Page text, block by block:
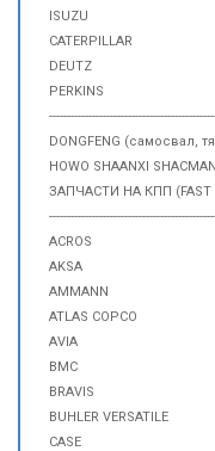
ISUZU
CATERPILLAR
DEUTZ
PERKINS
DONGFENG (самосвал,
HOWO SHAANXI
ЗАПЧАСТИ НА КПП (FAST
ACROS
AKSA
AMMANN
ATLAS COPCO
AVIA
BMC
BRAVIS
BUHLER VERSATILE
CASE